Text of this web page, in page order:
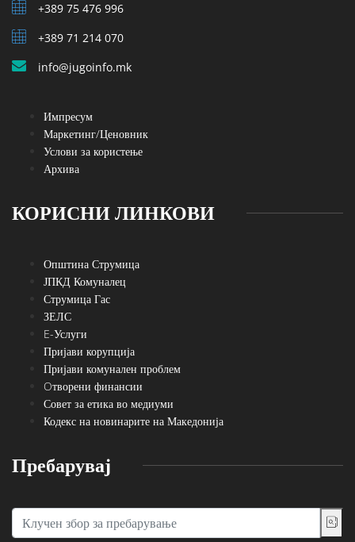
+389 75 476 996
+389 71 214 070
info@jugoinfo.mk
Импресум
Маркетинг/Ценовник
Услови за користење
Архива
КОРИСНИ ЛИНКОВИ
Општина Струмица
ЈПКД Комуналец
Струмица Гас
ЗЕЛС
E-Услуги
Пријави корупција
Пријави комунален проблем
Oтворени финансии
Совет за етика во медиуми
Кодекс на новинарите на Македонија
Пребарувај